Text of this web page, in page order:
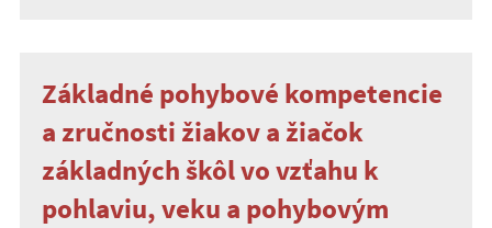
Základné pohybové kompetencie
a zručnosti žiakov a žiačok
základných škôl vo vzťahu k
pohlaviu, veku a pohybovým